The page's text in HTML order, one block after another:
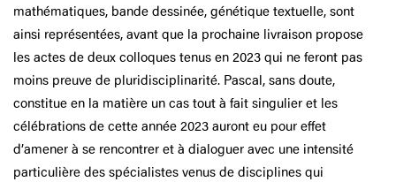
mathématiques, bande dessinée, génétique textuelle, sont
ainsi représentées, avant que la prochaine livraison propose
les actes de deux colloques tenus en 2023 qui ne feront pas
moins preuve de pluridisciplinarité. Pascal, sans doute,
constitue en la matière un cas tout à fait singulier et les
célébrations de cette année 2023 auront eu pour effet
d’amener à se rencontrer et à dialoguer avec une intensité
particulière des spécialistes venus de disciplines qui